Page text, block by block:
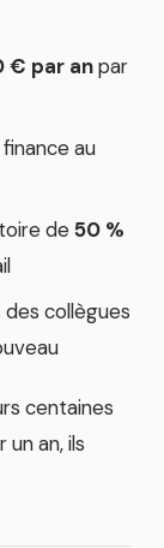
€ par anpar
finance au
de50 %
collègues
centaines
an, ils